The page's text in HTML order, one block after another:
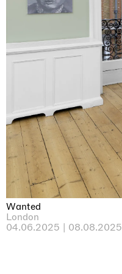
Wanted
London
04.06.2025 | 08.08.2025